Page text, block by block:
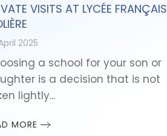
VISITS AT LYCÉE FRANÇAIS
2025
a school for your son or
is a decision that is not
lightly...
MORE